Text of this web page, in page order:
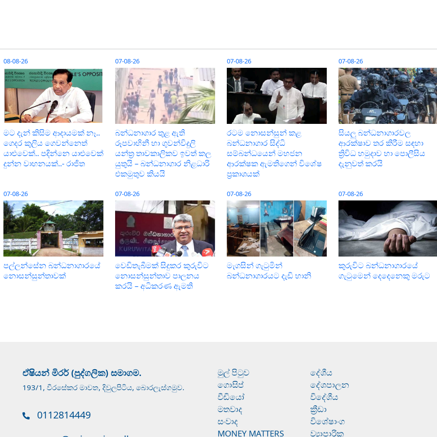
08-08-26
මට දැන් කිසිම ආදායමක් නෑ..
ගෙදර කුලිය ගෙවන්නෙත්
යාළුවෙක්.. පදින්නෙ යාළුවෙක්
දුන්න වාහනයක්..- රාජිත
07-08-26
බන්ධනාගාර තුළ ඇති
රූපවාහිනී හා ගුවන්විදුලි
යන්ත්‍ර තාවකාලිකව ඉවත් කල
යුතුයි – බන්ධනාගාර නිළධාරි
එකමුතුව කියයි
07-08-26
රටම නොසන්සුන් කළ
බන්ධනාගාර සිද්ධි
සම්බන්ධයෙන් මහජන
ආරක්ෂක ඇමතිගෙන් විශේෂ
ප්‍රකාශයක්
07-08-26
සියලු බන්ධනාගාරවල
ආරක්ෂාව තර කිරීම සඳහා
ත්‍රිවිධ හමුදාව හා පොලීසිය
දැනුවත් කරයි
07-08-26
පල්ලන්සේන බන්ධනාගාරයේ
නොසන්සුන්තාවක්
07-08-26
වෙඩිතැබීමක් සිදුකර කුරුවිට
නොසන්සුන්තාව පාලනය
කරයි – අධිකරණ ඇමති
07-08-26
මැගසින් ගැටුමින්
බන්ධනාගාරයට දැඩි හානි
07-08-26
කුරුවිට බන්ධනාගාරයේ
ගැටුමෙන් දෙදෙනෙකු මරුට
ඒෂියන් මිරර් (පුද්ගලික) සමාගම.
193/1, වීරසේකර මාවත, දිවුලපිටිය, බොරලැස්ගමුව.
0112814449
මුල් පිටුව
ගොසිප්
වීඩියෝ
මතවාද
සංවාද
MONEY MATTERS
දේශීය
දේශපාලන
විදේශීය
ක්‍රීඩා
විශේෂාංග
ව්‍යාපාරික